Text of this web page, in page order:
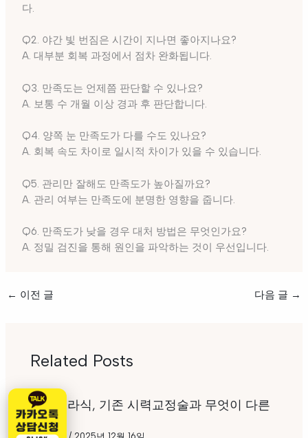
다.
Q2. 야간 빛 번짐은 시간이 지나면 좋아지나요?
A. 대부분 회복 과정에서 점차 완화됩니다.
Q3. 만족도는 언제쯤 판단할 수 있나요?
A. 보통 수 개월 이상 경과 후 판단합니다.
Q4. 양쪽 눈 만족도가 다를 수도 있나요?
A. 회복 속도 차이로 일시적 차이가 있을 수 있습니다.
Q5. 관리만 잘해도 만족도가 높아질까요?
A. 관리 여부는 만족도에 분명한 영향을 줍니다.
Q6. 만족도가 낮을 경우 대처 방법은 무엇인가요?
A. 정밀 검진을 통해 원인을 파악하는 것이 우선입니다.
← 이전 글 다음 글 →
Related Posts
스마일라식, 기존 시력교정술과 무엇이 다른
가